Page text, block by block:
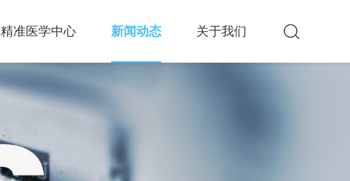
精准医学中心 新闻动态 关于我们